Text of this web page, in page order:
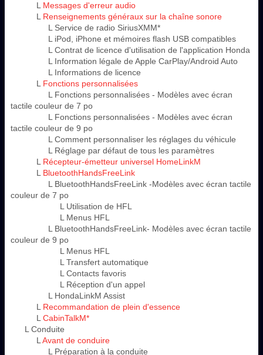
L Messages d'erreur audio
L Renseignements généraux sur la chaîne sonore
L Service de radio SiriusXMM*
L iPod, iPhone et mémoires flash USB compatibles
L Contrat de licence d'utilisation de l'application Honda
L Information légale de Apple CarPlay/Android Auto
L Informations de licence
L Fonctions personnalisées
L Fonctions personnalisées - Modèles avec écran
tactile couleur de 7 po
L Fonctions personnalisées - Modèles avec écran
tactile couleur de 9 po
L Comment personnaliser les réglages du véhicule
L Réglage par défaut de tous les paramètres
L Récepteur-émetteur universel HomeLinkM
L BluetoothHandsFreeLink
L BluetoothHandsFreeLink -Modèles avec écran tactile
couleur de 7 po
L Utilisation de HFL
L Menus HFL
L BluetoothHandsFreeLink- Modèles avec écran tactile
couleur de 9 po
L Menus HFL
L Transfert automatique
L Contacts favoris
L Réception d'un appel
L HondaLinkM Assist
L Recommandation de plein d'essence
LCabinTalkM*
L Conduite
LAvant de conduire
L Préparation à la conduite